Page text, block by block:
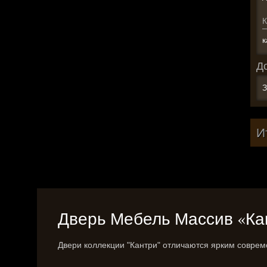
Дверь Мебель Массив
Двери коллекции "Кантри" отличаются ярким